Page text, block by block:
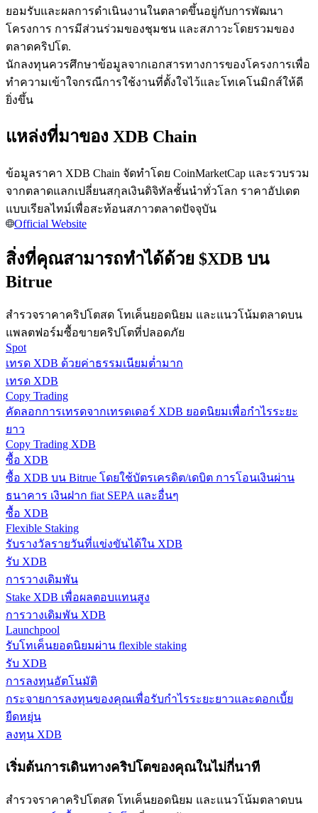
การวิเคราะห์ข้อมูลขนาดใหญ่ รวมถึงข้อมูลการค้า ฯลฯ
แนะนำ
คู่มือเริ่มต้นฟิวเจอร์ส
กลยุทธ์การซื้อขาย
เรียนรู้วิธีการรักษาผลกำไร
ได้รับ
ยอมรับและผลการดำเนินงานในตลาดขึ้นอยู่กับการพัฒนา
โครงการ การมีส่วนร่วมของชุมชน และสภาวะโดยรวมของ
ตลาดคริปโต.
นักลงทุนควรศึกษาข้อมูลจากเอกสารทางการของโครงการเพื่อ
ทำความเข้าใจกรณีการใช้งานที่ตั้งใจไว้และโทเคโนมิกส์ให้ดี
ยิ่งขึ้น
แหล่งที่มาของ XDB Chain
ข้อมูลราคา XDB Chain จัดทำโดย CoinMarketCap และรวบรวม
จากตลาดแลกเปลี่ยนสกุลเงินดิจิทัลชั้นนำทั่วโลก ราคาอัปเดต
แบบเรียลไทม์เพื่อสะท้อนสภาวตลาดปัจจุบัน
Official Website
สิ่งที่คุณสามารถทำได้ด้วย $XDB บน
Bitrue
สำรวจราคาคริปโตสด โทเค็นยอดนิยม และแนวโน้มตลาดบน
แพลตฟอร์มซื้อขายคริปโตที่ปลอดภัย
Spot
เทรด XDB ด้วยค่าธรรมเนียมต่ำมาก
เทรด XDB
Copy Trading
คัดลอกการเทรดจากเทรดเดอร์ XDB ยอดนิยมเพื่อกำไรระยะ
ยาว
Copy Trading XDB
ซื้อ XDB
ซื้อ XDB บน Bitrue โดยใช้บัตรเครดิต/เดบิต การโอนเงินผ่าน
ธนาคาร เงินฝาก fiat SEPA และอื่นๆ
ซื้อ XDB
Flexible Staking
รับรางวัลรายวันที่แข่งขันได้ใน XDB
รับ XDB
การวางเดิมพัน
Stake XDB เพื่อผลตอบแทนสูง
การวางเดิมพัน XDB
Launchpool
รับโทเค็นยอดนิยมผ่าน flexible staking
รับ XDB
การลงทุนอัตโนมัติ
กระจายการลงทุนของคุณเพื่อรับกำไรระยะยาวและดอกเบี้ย
ยืดหยุ่น
ลงทุน XDB
เริ่มต้นการเดินทางคริปโตของคุณในไม่กี่นาที
สำรวจราคาคริปโตสด โทเค็นยอดนิยม และแนวโน้มตลาดบน